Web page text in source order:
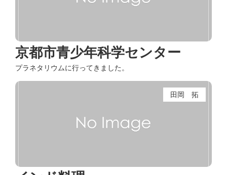
京都市青少年科学センター
プラネタリウムに行ってきました。
田岡 拓